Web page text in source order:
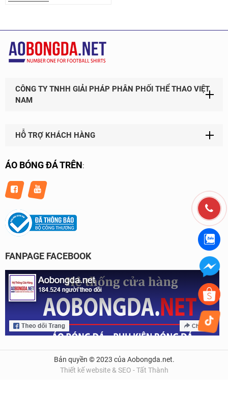
CÔNG TY TNHH GIẢI PHÁP PHÂN PHỐI THỂ THAO VIỆT
NAM
HỖ TRỢ KHÁCH HÀNG
ÁO BÓNG ĐÁ TRÊN:
FANPAGE FACEBOOK
Bản quyền © 2023 của Aobongda.net.
Thiết kế website & SEO - Tất Thành